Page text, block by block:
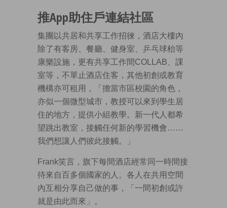
推App助住戶連結社區
集團以共居和共享工作招徠，酒店大樓內
除了有客房、餐廳、健身室、乒乓球枱等
康樂設施，更有共享工作間COLLAB、課
室等，不單止酒店住客，其他初創或教育
機構亦可租用，「擔當市區校園的角色，
亦似一個微型城市，教授可以來到學生居
住的地方，提供小組教學。新一代人都希
望跳出教室，接觸任何新的學習機會……
我們想讓人們彼此接觸。」
Frank笑言，旗下每間酒店經常同一時間接
待來自百多個國家的人。各人在共用空間
內互相分享自己做的事，「一間初創或許
就是由此而來」。